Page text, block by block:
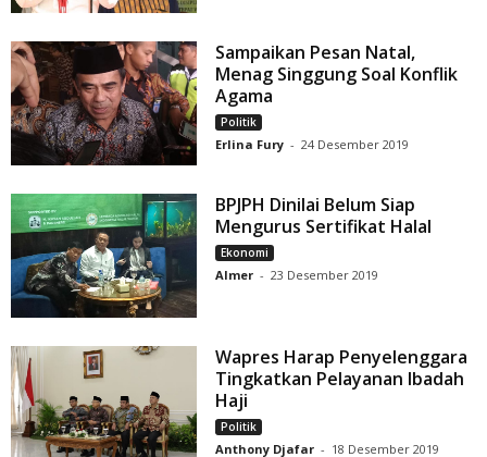
Sampaikan Pesan Natal,
Menag Singgung Soal Konflik
Agama
Politik
Erlina Fury - 24 Desember 2019
BPJPH Dinilai Belum Siap
Mengurus Sertifikat Halal
Ekonomi
Almer - 23 Desember 2019
Wapres Harap Penyelenggara
Tingkatkan Pelayanan Ibadah
Haji
Politik
Anthony Djafar - 18 Desember 2019